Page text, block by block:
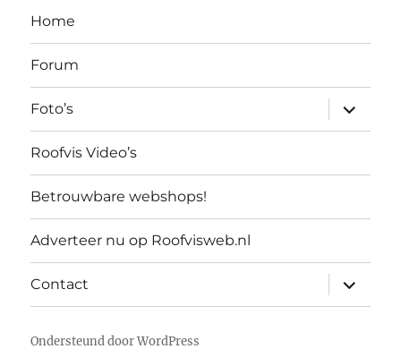
Home
Forum
Foto’s
Roofvis Video’s
Betrouwbare webshops!
Adverteer nu op Roofvisweb.nl
Contact
Ondersteund door WordPress